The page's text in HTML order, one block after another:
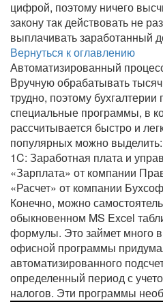
цифрой, поэтому ничего
закону так действовать не
выплачивать заработанный
Вернуться к оглавлению
Автоматизированный
Вручную обрабатывать
трудно, поэтому бухгалтерии
специальные программы, в
рассчитывается быстро и
популярных можно выделить:
1C: Заработная плата и
«Зарплата» от компании
«Расчет» от компании
Конечно, можно
обыкновенном MS Excel
формулы. Это займет много
офисной программы
автоматизированного
определенный период с
налогов. Эти программы